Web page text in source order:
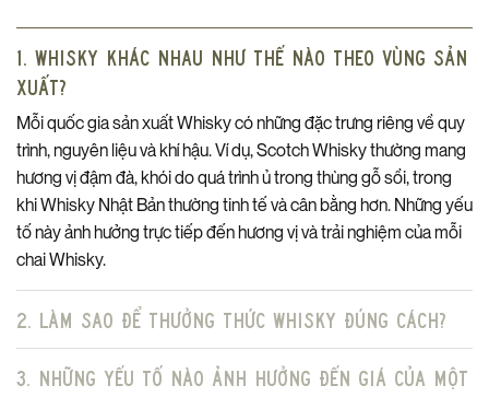
ngay với làn hương nồng nàn tràn ngập không gian, như lời mời
gọi bạn bước vào một thế giới đầy mê hoặc.
Mùi hương đầu tiên của chai Whisky 25 năm tuổi này là hương
quả mọng đậm đà – tưởng như đang đứng giữa một khu rừng
mùa xuân, nơi trái cây chín mọng rơi rụng trên thảm lá.
Theo ngay sau là hương da thuộc cổ điển xen lẫn với chút
đường nâu ngọt ngào, tạo nên sự ấm áp đầy mời gọi.
Nhưng đó chưa phải tất cả, bởi ngay sau đó là một lớp hương
sâu hơn dần dần lộ diện, mang theo hương thơm thoang thoảng
đặc trưng của các thớ gỗ Sherry cổ xưa, nơi thời gian đã in dấu
và để lại một chút bí ẩn khó cưỡng, khơi dậy khứu giác và mời
gọi vị giác cần nếm thử ngay giọt rượu này.
1. Whisky khác nhau như thế nào theo vùng sản
xuất?
Mỗi quốc gia sản xuất Whisky có những đặc trưng riêng về quy
trình, nguyên liệu và khí hậu. Ví dụ, Scotch Whisky thường mang
hương vị đậm đà, khói do quá trình ủ trong thùng gỗ sồi, trong
khi Whisky Nhật Bản thường tinh tế và cân bằng hơn. Những yếu
tố này ảnh hưởng trực tiếp đến hương vị và trải nghiệm của mỗi
chai Whisky.
2. Làm sao để thưởng thức Whisky đúng cách?
3. Những yếu tố nào ảnh hưởng đến giá của một